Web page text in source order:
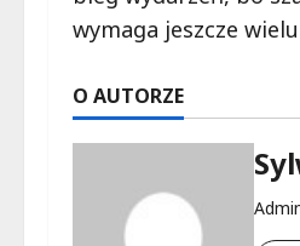
wymaga jeszcze
O AUTORZE